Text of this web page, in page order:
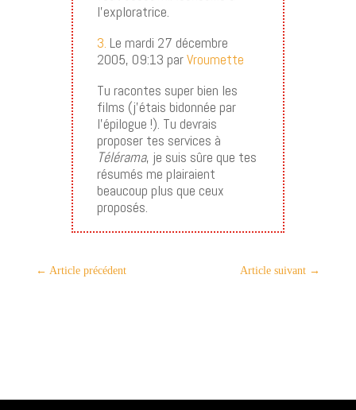
l’exploratrice.
3. Le mardi 27 décembre
2005, 09:13 parVroumette
Tu racontes super bien les
films (j’étais bidonnée par
l’épilogue !). Tu devrais
proposer tes services à
Télérama, je suis sûre que tes
résumés me plairaient
beaucoup plus que ceux
proposés.
← Article précédent Article suivant →